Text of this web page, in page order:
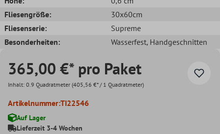
Fliesengröße:
30x60cm
Fliesenserie:
Supreme
Besonderheiten:
Wasserfest, Handgeschnitten
365,00 €* pro Paket
Inhalt: 0.9 Quadratmeter (405,56 €* / 1 Quadratmeter)
Artikelnummer:TI22546
Auf Lager
Lieferzeit 3-4 Wochen